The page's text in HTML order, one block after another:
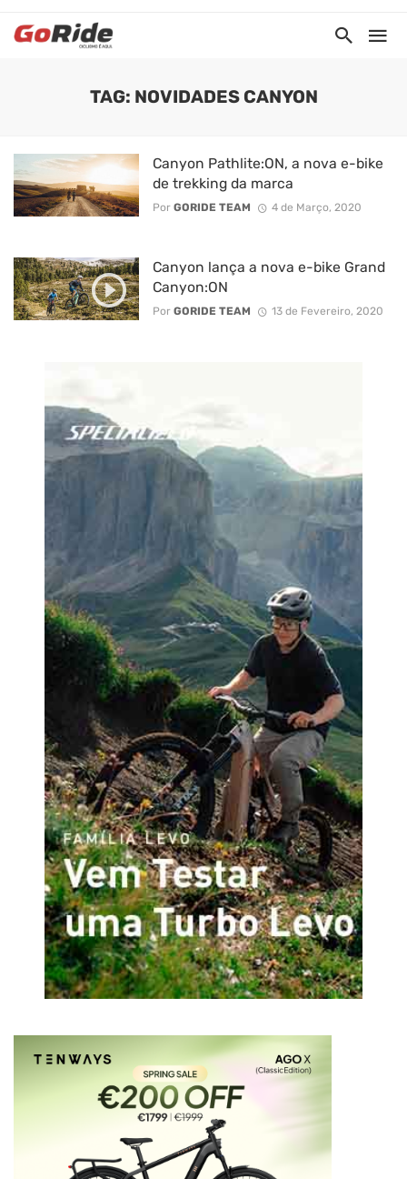
TAG: NOVIDADES CANYON
Canyon Pathlite:ON, a nova e-bike
de trekking da marca
Por GORIDE TEAM 4 de Março, 2020
Canyon lança a nova e-bike Grand
Canyon:ON
Por GORIDE TEAM 13 de Fevereiro, 2020